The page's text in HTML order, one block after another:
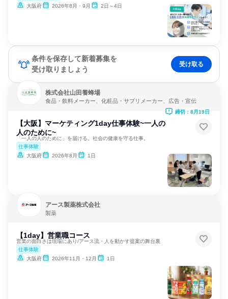
大阪府
2026年8月・9月 2日～4日
条件を保存して新着募集を
受け取りましょう
受け取る
株式会社山田養蜂場
食品・飲料メーカー、化粧品・サプリメーカー、広告・宣伝
【大阪】マーケティング1day仕事体験~一人の
人のために~
「一人の人のために」を届ける。社会の健康を守る仕事。
仕事体験
大阪府
2026年8月 1日
締切：8月19日
アース製薬株式会社
製薬
【1day】営業職コース
営業の面白さは現場にあり/アース流・人を動かす提案の舞台裏
仕事体験
大阪府
2026年11月・12月 1日